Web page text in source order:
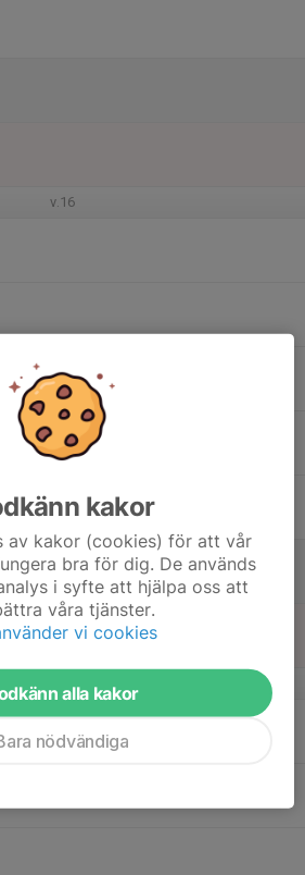
v.16
v.17
kakor
av kakor (cookies) för att vår
bra för dig. De används
i syfte att hjälpa oss att
våra tjänster.
vi cookies
alla kakor
nödvändiga